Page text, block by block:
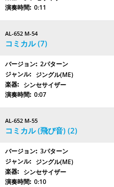
0:11
AL-652 M-54
コミカル (7)
2パターン
ジングル(ME)
シンセサイザー
0:07
AL-652 M-55
コミカル (飛び音) (2)
3パターン
ジングル(ME)
シンセサイザー
0:10